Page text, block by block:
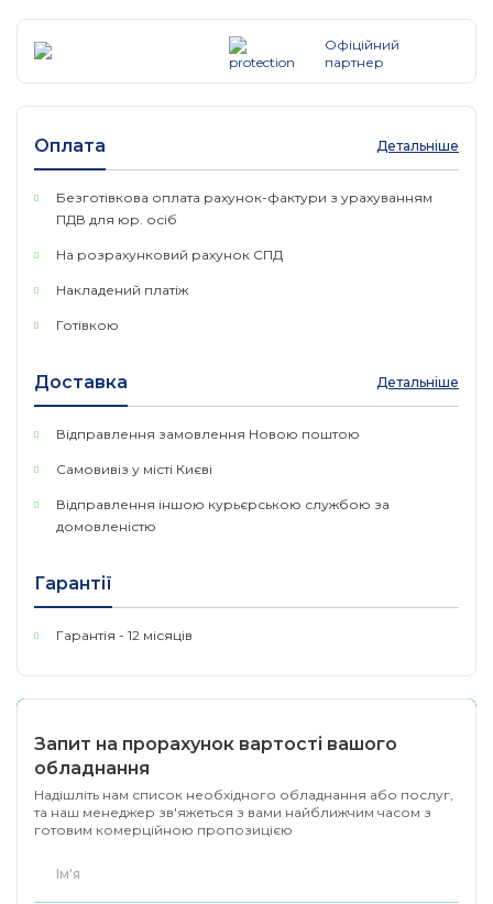
Офіційний
партнер
Оплата Детальніше
Безготівкова оплата рахунок-фактури з урахуванням
ПДВ для юр. осіб
На розрахунковий рахунок СПД
Накладений платіж
Готівкою
Доставка Детальніше
Відправлення замовлення Новою поштою
Самовивіз у місті Києві
Відправлення іншою курьєрською службою за
домовленістю
Гарантії
Гарантія - 12 місяців
Запит на прорахунок вартості вашого
обладнання
Надішліть нам список необхідного обладнання або послуг,
та наш менеджер зв'яжеться з вами найближчим часом з
готовим комерційною пропозицією